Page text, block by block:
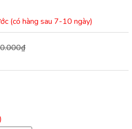
(có hàng sau 7-10 ngày)